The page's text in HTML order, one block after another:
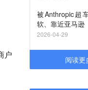
户
被Anthropic超
软、靠近亚马逊
2026-04-29
阅读更